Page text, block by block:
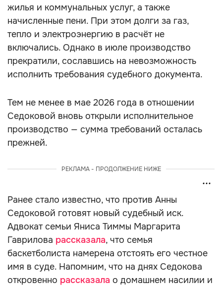
жилья и коммунальных услуг, а также
начисленные пени. При этом долги за газ,
тепло и электроэнергию в расчёт не
включались. Однако в июле производство
прекратили, сославшись на невозможность
исполнить требования судебного документа.
Тем не менее в мае 2026 года в отношении
Седоковой вновь открыли исполнительное
производство — сумма требований осталась
прежней.
РЕКЛАМА - ПРОДОЛЖЕНИЕ НИЖЕ
Ранее стало известно, что против Анны
Седоковой готовят новый судебный иск.
Адвокат семьи Яниса Тиммы Маргарита
Гаврилова рассказала, что семья
баскетболиста намерена отстоять его честное
имя в суде. Напомним, что на днях Седокова
откровенно рассказала о домашнем насилии и